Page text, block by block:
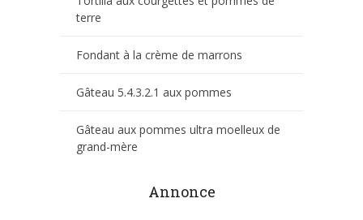
terre
Fondant à la crème de marrons
Gâteau 5.4.3.2.1 aux pommes
Gâteau aux pommes ultra moelleux de
grand-mère
Annonce